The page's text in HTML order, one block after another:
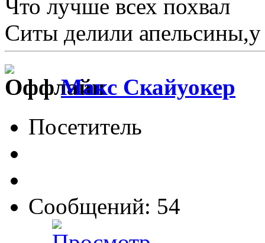
Что лучше всех похвал
Ситы делили
Макс Скайуокер
Посетитель
Сообщений: 54